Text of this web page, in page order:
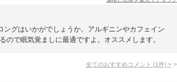
グはいかがでしょうか。アルギニンやカフェイン
ので眠気覚ましに最適ですよ。オススメします。
全てのおすすめコメント (1 件) >